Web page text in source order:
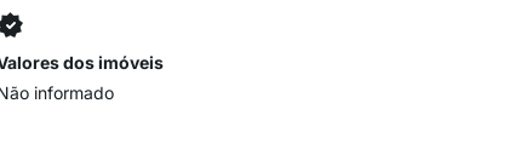
dos imóveis
informado